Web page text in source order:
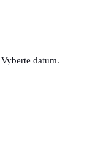
Vyberte datum.